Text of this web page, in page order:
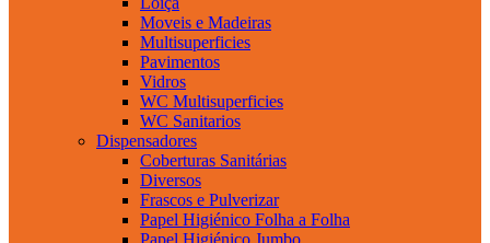
Moveis e Madeiras
Multisuperficies
Pavimentos
Vidros
WC Multisuperficies
WC Sanitarios
Dispensadores
Coberturas Sanitárias
Diversos
Frascos e Pulverizar
Papel Higiénico Folha a Folha
Papel Higiénico Jumbo